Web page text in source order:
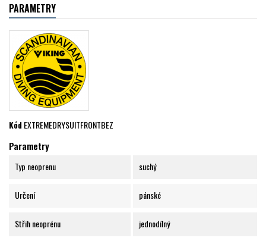
PARAMETRY
KódEXTREMEDRYSUITFRONTBEZ
Parametry
Typ neoprenu suchý
Určení pánské
Střih neoprénu jednodílný